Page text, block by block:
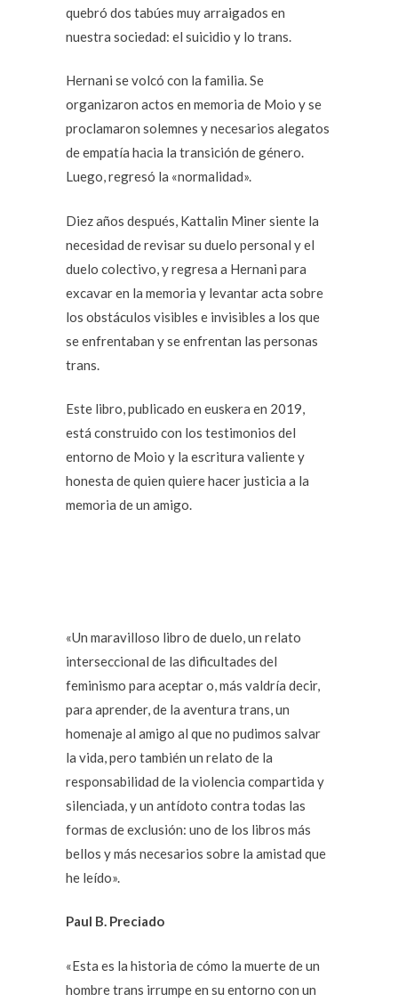
quebró dos tabúes muy arraigados en
nuestra sociedad: el suicidio y lo trans.
Hernani se volcó con la familia. Se
organizaron actos en memoria de Moio y se
proclamaron solemnes y necesarios alegatos
de empatía hacia la transición de género.
Luego, regresó la «normalidad».
Diez años después, Kattalin Miner siente la
necesidad de revisar su duelo personal y el
duelo colectivo, y regresa a Hernani para
excavar en la memoria y levantar acta sobre
los obstáculos visibles e invisibles a los que
se enfrentaban y se enfrentan las personas
trans.
Este libro, publicado en euskera en 2019,
está construido con los testimonios del
entorno de Moio y la escritura valiente y
honesta de quien quiere hacer justicia a la
memoria de un amigo.
«Un maravilloso libro de duelo, un relato
interseccional de las dificultades del
feminismo para aceptar o, más valdría decir,
para aprender, de la aventura trans, un
homenaje al amigo al que no pudimos salvar
la vida, pero también un relato de la
responsabilidad de la violencia compartida y
silenciada, y un antídoto contra todas las
formas de exclusión: uno de los libros más
bellos y más necesarios sobre la amistad que
he leído».
Paul B. Preciado
«Esta es la historia de cómo la muerte de un
hombre trans irrumpe en su entorno con un